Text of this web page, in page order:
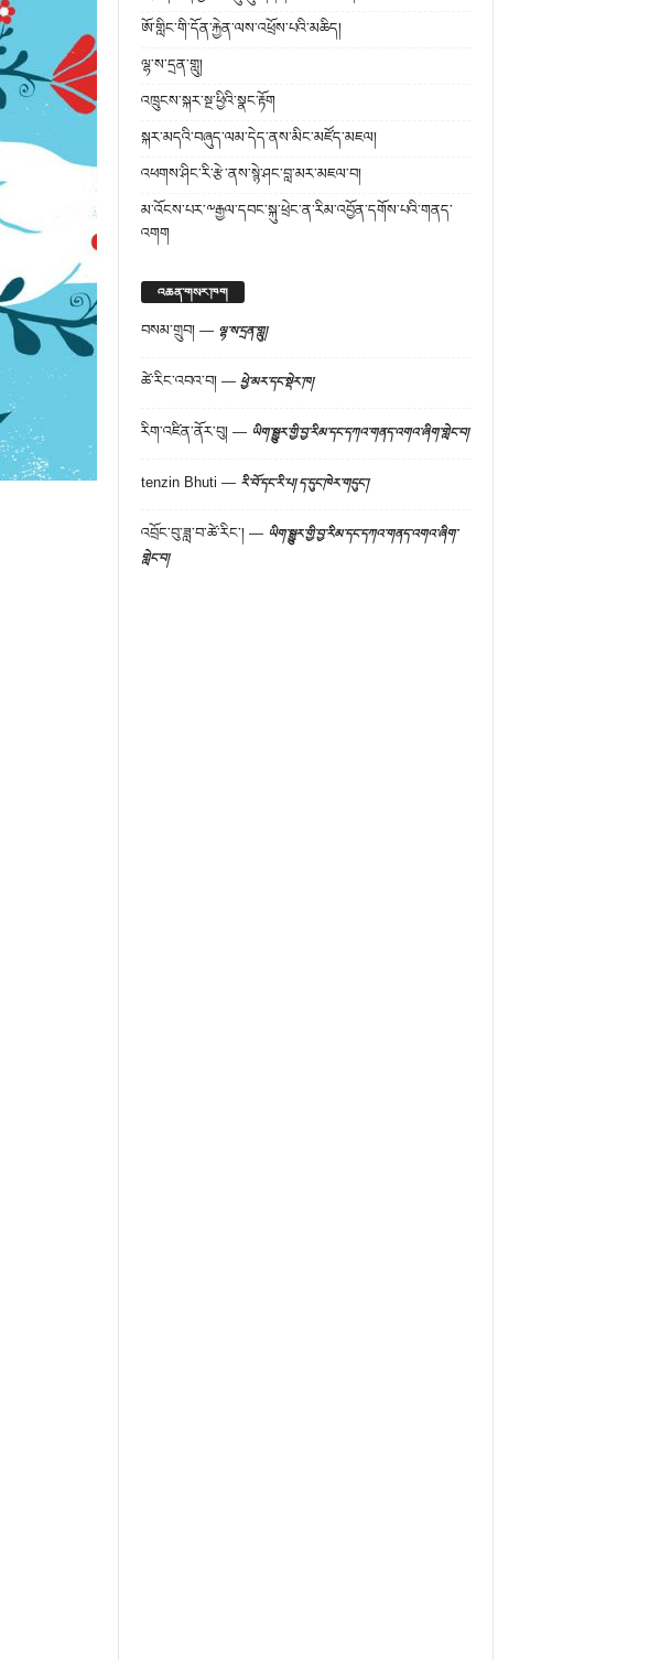
ཨོ་གླིང་གི་དོན་རྐྱེན་ལས་འཕྲོས་པའི་མཆིད།
ལྷ་ས་དྲན་གླུ།
འཁྲུངས་སྐར་སྔ་ཕྱིའི་སྣང་རྟོག
སྐར་མདའི་བཞུད་ལམ་དེད་ནས་མིང་མཛོད་མཇལ།
འཕགས་ཤིང་རི་རྩེ་ནས་སྙེ་ཤང་བླ་མར་མཇལ་བ།
མ་འོངས་པར་༸རྒྱལ་དབང་སྐུ་ཕྲེང་ན་རིམ་འབྱོན་དགོས་པའི་གནད་
འགག
འཆན་གསར་ཁག
བསམ་གྲུབ།— ལྷ་ས་དྲན་གླུ།
ཚེ་རིང་འབའ་བ།— ཕྱེ་མར་དང་སྡེར་ཁ།
རིག་འཛིན་ནོར་བུ།— ཡིག་སྒྱུར་གྱི་བྱ་རིམ་དང་དཀའ་གནད་འགའ་ཞིག་གླེང་བ།
tenzin Bhuti — རི་བོ་དང་རི་པ། ད་དུང་ཁེར་གདུང་།
འབྲོང་བུ་ཟླ་བ་ཚེ་རིང་།— ཡིག་སྒྱུར་གྱི་བྱ་རིམ་དང་དཀའ་གནད་འགའ་ཞིག་
གླེང་བ།